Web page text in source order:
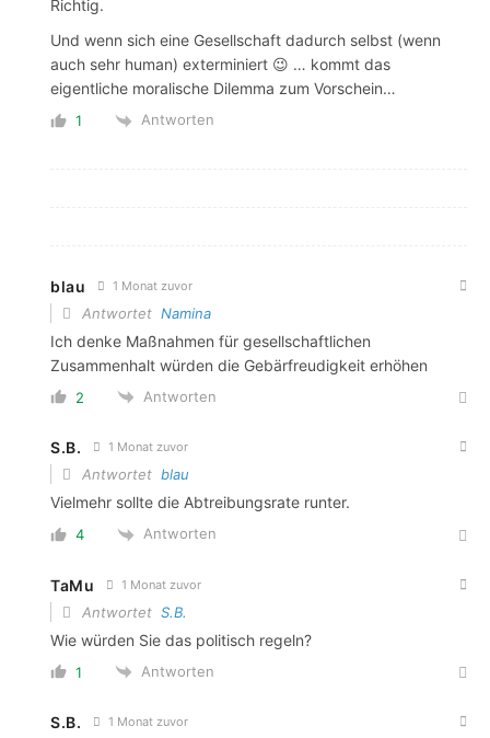
Richtig.
Und wenn sich eine Gesellschaft dadurch selbst (wenn
auch sehr human) exterminiert 😉 … kommt das
eigentliche moralische Dilemma zum Vorschein…
1 Antworten
blau 1 Monat zuvor
Antwortet Namina
Ich denke Maßnahmen für gesellschaftlichen
Zusammenhalt würden die Gebärfreudigkeit erhöhen
2 Antworten
S.B. 1 Monat zuvor
Antwortet blau
Vielmehr sollte die Abtreibungsrate runter.
4 Antworten
TaMu 1 Monat zuvor
Antwortet S.B.
Wie würden Sie das politisch regeln?
1 Antworten
S.B. 1 Monat zuvor